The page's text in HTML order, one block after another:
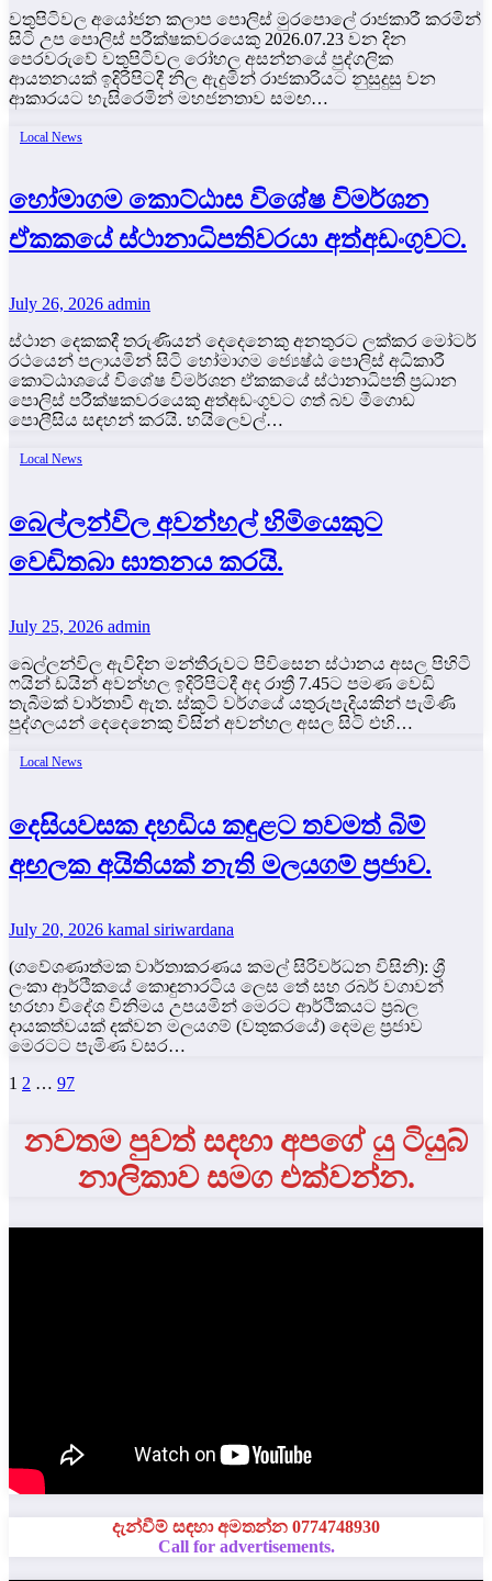
වතුපිටිවල අයෝජන කලාප පොලිස් මුරපොලේ රාජකාරී කරමින්
සිටි උප පොලිස් පරීක්ෂකවරයෙකු 2026.07.23 වන දින
පෙරවරුවේ වතුපිටිවල රෝහල අසන්නයේ පුද්ගලික
ආයතනයක් ඉදිරිපිටදී නිල ඇදුමින් රාජකාරියට නුසුදුසු වන
ආකාරයට හැසිරෙමින් මහජනතාව සමඟ…
Local News
හෝමාගම කොට්ඨාස විශේෂ විමර්ශන
ඒකකයේ ස්ථානාධිපතිවරයා අත්අඩංගුවට.
July 26, 2026 admin
ස්ථාන දෙකකදී තරුණියන් දෙදෙනෙකු අනතුරට ලක්කර මෝටර්
රථයෙන් පලායමින් සිටි හෝමාගම ජ්‍යෙෂ්ඨ පොලිස් අධිකාරී
කොට්ඨාශයේ විශේෂ විමර්ශන ඒකකයේ ස්ථානාධිපති ප්‍රධාන
පොලිස් පරීක්ෂකවරයෙකු අත්අඩංගුවට ගත් බව මීගොඩ
පොලීසිය සඳහන් කරයි. හයිලෙවල්…
Local News
බෙල්ලන්විල අවන්හල් හිමියෙකුට
වෙඩිතබා ඝාතනය කරයි.
July 25, 2026 admin
බෙල්ලන්විල ඇවිදින මන්තීරුවට පිවිසෙන ස්ථානය අසල පිහිටි
ෆයින් ඩයින් අවන්හල ඉදිරිපිටදී අද රාත්‍රී 7.45ට පමණ වෙඩි
තැබීමක් වාර්තාවී ඇත. ස්කූටි වර්ගයේ යතුරුපැදියකින් පැමිණි
පුද්ගලයන් දෙදෙනෙකු විසින් අවන්හල අසල සිටි එහි…
Local News
දෙසියවසක දහඩිය කඳුළට තවමත් බිම්
අඟලක අයිතියක් නැති මලයගම් ප්‍රජාව.
July 20, 2026 kamal siriwardana
(ගවේශණාත්මක වාර්තාකරණය කමල් සිරිවර්ධන විසිනි): ශ්‍රී
ලංකා ආර්ථිකයේ කොඳුනාරටිය ලෙස තේ සහ රබර් වගාවන්
හරහා විදේශ විනිමය උපයමින් මෙරට ආර්ථිකයට ප්‍රබල
දායකත්වයක් දක්වන මලයගම් (වතුකරයේ) දෙමළ ප්‍රජාව
මෙරටට පැමිණ වසර…
Posts
1 2 … 97
නවතම පුවත් සදහා අපගේ යු ටියුබ්
නාලිකාව සමග එක්වන්න.
දැන්වීම් සඳහා අමතන්න 0774748930
Call for advertisements.